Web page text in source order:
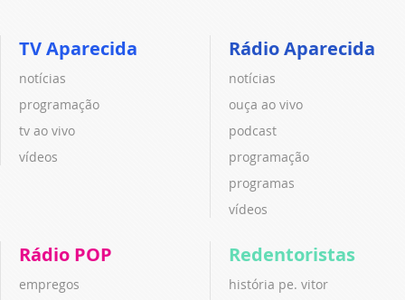
TV Aparecida
notícias
programação
tv ao vivo
vídeos
Rádio Aparecida
notícias
ouça ao vivo
podcast
programação
programas
vídeos
Rádio POP
empregos
Redentoristas
história pe. vitor